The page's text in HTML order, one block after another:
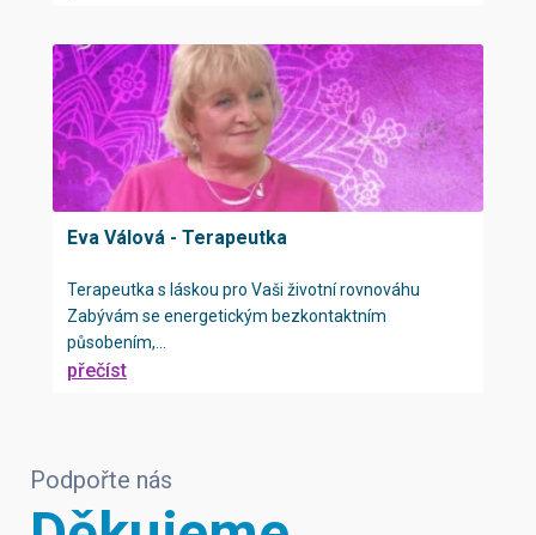
Eva Válová - Terapeutka
Terapeutka s láskou pro Vaši životní rovnováhu
Zabývám se energetickým bezkontaktním
působením,...
přečíst
Podpořte nás